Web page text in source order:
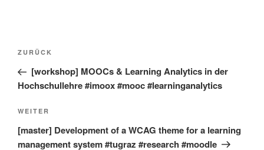
Beitragsnavigation
Vorheriger
Beitrag
ZURÜCK
[workshop] MOOCs & Learning Analytics in der
Hochschullehre #imoox #mooc #learninganalytics
Nächster
Beitrag
WEITER
[master] Development of a WCAG theme for a learning
management system #tugraz #research #moodle